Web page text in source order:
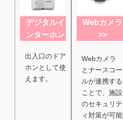
デジタルイ
ンターホン
出入口のドア
ホンとして使
えます。
Webカメラ
>>
Webカメラ
とナースコー
ルが連携する
ことで、施設
のセキュリテ
ィ対策が可能